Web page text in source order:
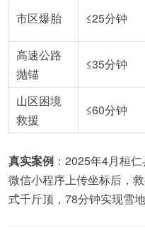
市区爆胎 ≤25分钟
高速公路
抛锚
≤35分钟
山区困境
救援
≤60分钟
真实案例 ：2025年4月桓
微信小程序上传坐标后，
式千斤顶，78分钟实现雪地